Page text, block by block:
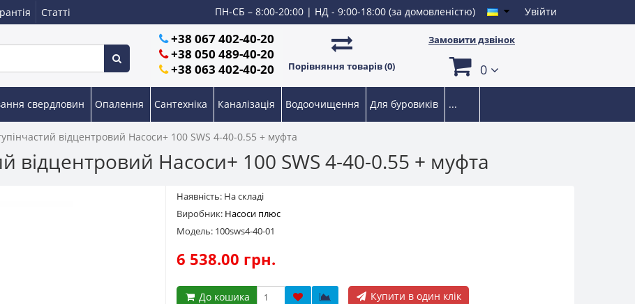
Статті ПН-СБ – 8:00-20:00 | НД - 9:00-18:00 (за домовленістю) Увійти
+38 067 402-40-20
+38 050 489-40-20
+38 063 402-40-20
Порівняння товарів (0)
Замовити дзвінок
0
свердловин Опалення Сантехніка Каналізація Водоочищення Для буровиків ...
відцентровий Насоси+ 100 SWS 4-40-0.55 + муфта
відцентровий Насоси+ 100 SWS 4-40-0.55 + муфта
Наявність: На складі
Виробник: Насоси плюс
Модель: 100sws4-40-01
6 538.00 грн.
До кошика Купити в один клік